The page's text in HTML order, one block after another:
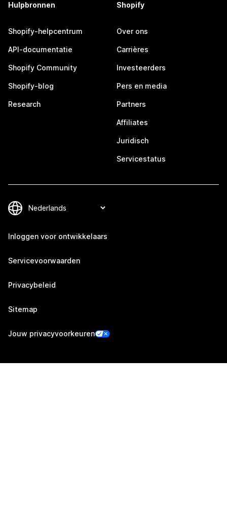
Hulpbronnen
Shopify-helpcentrum
API-documentatie
Shopify Community
Shopify-blog
Research
Shopify
Over ons
Carrières
Investeerders
Pers en media
Partners
Affiliates
Juridisch
Servicestatus
Inloggen voor ontwikkelaars
Servicevoorwaarden
Privacybeleid
Sitemap
Jouw privacyvoorkeuren